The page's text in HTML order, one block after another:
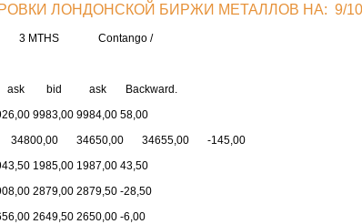
ЛОНДОНСКОЙ БИРЖИ МЕТАЛЛОВ НА: 9/
Contango /
bid ask
Backward.
9983,00 9984,00 58,00
34800,00 34650,00 34655,00
-145,00
1985,00 1987,00 43,50
2879,00 2879,50 -28,50
2649,50 2650,00 -6,00